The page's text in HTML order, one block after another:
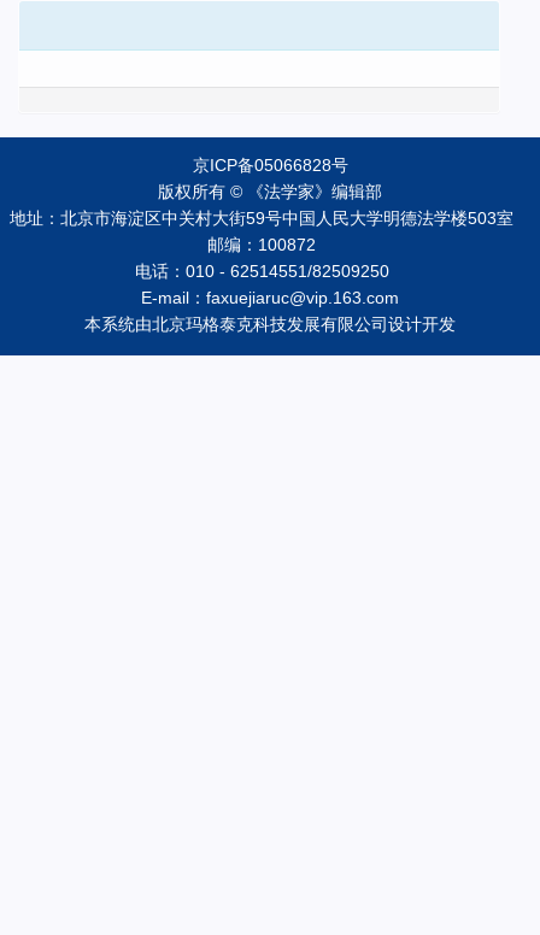
京ICP备05066828号
版权所有 © 《法学家》编辑部
地址：北京市海淀区中关村大街59号中国人民大学明德法学楼503室
邮编：100872
电话：010 - 62514551/82509250
E-mail：faxuejiaruc@vip.163.com
本系统由北京玛格泰克科技发展有限公司设计开发